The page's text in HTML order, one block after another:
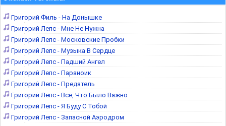
Григорий Филь - На Донышке
Григорий Лепс - Мне Не Нужна
Григорий Лепс - Московские Пробки
Григорий Лепс - Музыка В Сердце
Григорий Лепс - Падший Ангел
Григорий Лепс - Параноик
Григорий Лепс - Предатель
Григорий Лепс - Всё, Что Было Важно
Григорий Лепс - Я Буду С Тобой
Григорий Лепс - Запасной Аэродром